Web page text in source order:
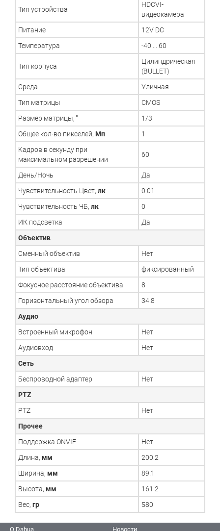
Тип устройства
HDCVI-
видеокамера
Питание
12V DC
Температура
-40 ... 60
Тип корпуса
Цилиндрическая
(BULLET)
Среда
Уличная
Тип матрицы
CMOS
Размер матрицы, "
1/3
Общее кол-во пикселей, Мп
1
Кадров в секунду при
максимальном разрешении
60
День/Ночь
Да
Чувствительность Цвет, лк
0.01
Чувствительность ЧБ, лк
0
ИК подсветка
Да
Объектив
Сменный объектив
Нет
Тип объектива
фиксированный
Фокусное расстояние объектива
8
Горизонтальный угол обзора
34.8
Аудио
Встроенный микрофон
Нет
Аудиовход
Нет
Сеть
Беспроводной адаптер
Нет
PTZ
PTZ
Нет
Прочее
Поддержка ONVIF
Нет
Длина, мм
200.2
Ширина, мм
89.1
Высота, мм
161.2
Вес, гр 580
О Dahua Новости